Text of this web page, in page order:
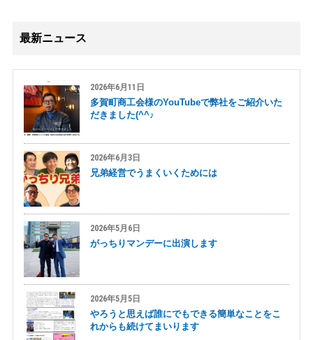
最新ニュース
2026年6月11日
多賀町商工会様のYouTubeで弊社をご紹介いた
だきました(^^♪
2026年6月3日
兄弟経営でうまくいくためには
2026年5月6日
がっちりマンデーに出演します
2026年5月5日
やろうと思えば誰にでもできる簡単なことをこ
れからも続けてまいります